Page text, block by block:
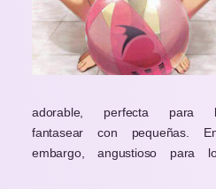
adorable, perfecta
fantasear con pequeñas.
embargo, angustioso para